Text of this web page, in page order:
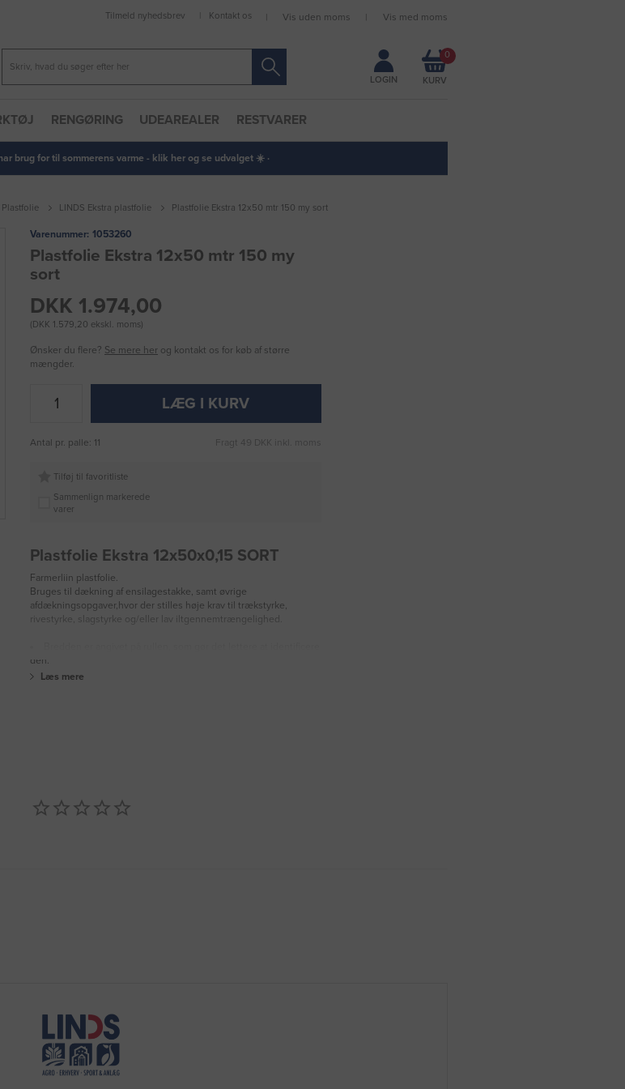
Forbliv logget ind
Tilmeld nyhedsbrev Kontakt os Vis uden moms Vis med moms
LOGIN
0
RENGØRING UDEAREALER RESTVARER
brug for til sommerens varme - klik her og se udvalget ☀️ ·
Plastfolie LINDS Ekstra plastfolie Plastfolie Ekstra 12x50 mtr 150 my sort
Varenummer: 1053260
Plastfolie Ekstra 12x50 mtr 150 my
sort
DKK 1.974,00
(DKK 1.579,20 ekskl. moms)
Ønsker du flere? Se mere her og kontakt os for køb af større
mængder.
LÆG I KURV
Antal pr. palle: 11 Fragt 49 DKK inkl. moms
Tilføj til favoritliste
Sammenlign markerede
varer
Plastfolie Ekstra 12x50x0,15 SORT
Farmerliin plastfolie.
Bruges til dækning af ensilagestakke, samt øvrige
afdækningsopgaver,hvor der stilles høje krav til trækstyrke,
rivestyrke, slagstyrke og/eller lav iltgennemtrængelighed.
den.
Læs mere